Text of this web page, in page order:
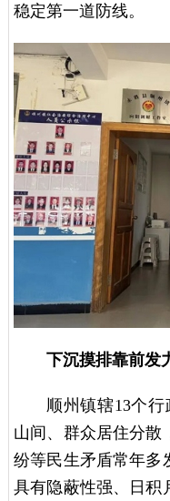
稳定第一道防线。
下沉摸排靠前发
顺州镇辖13个
山间、群众居住分散
纷等民生矛盾常年多
具有隐蔽性强、日积